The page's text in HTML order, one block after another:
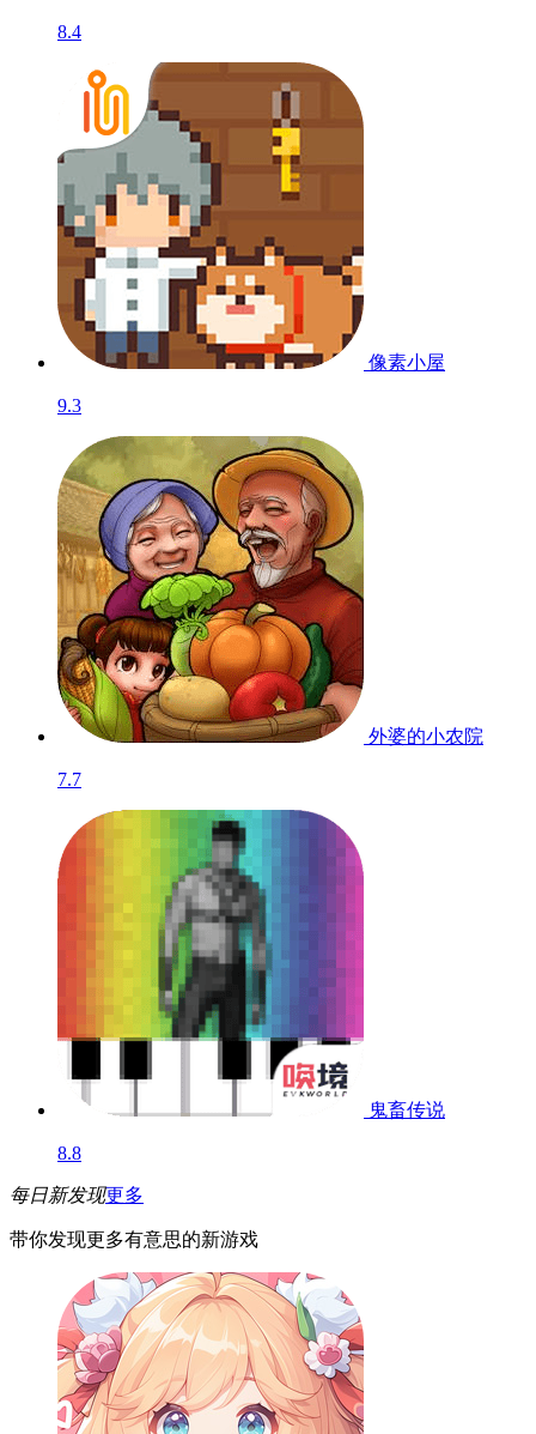
8.4
像素小屋
9.3
外婆的小农院
7.7
鬼畜传说
8.8
每日新发现更多
带你发现更多有意思的新游戏